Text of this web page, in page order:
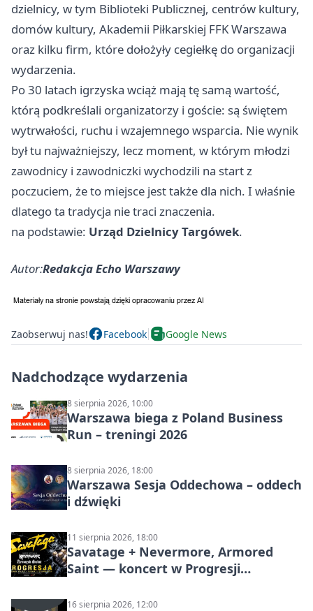
dzielnicy, w tym Biblioteki Publicznej, centrów kultury,
domów kultury, Akademii Piłkarskiej FFK Warszawa
oraz kilku firm, które dołożyły cegiełkę do organizacji
wydarzenia.
Po 30 latach igrzyska wciąż mają tę samą wartość,
którą podkreślali organizatorzy i goście: są świętem
wytrwałości, ruchu i wzajemnego wsparcia. Nie wynik
był tu najważniejszy, lecz moment, w którym młodzi
zawodnicy i zawodniczki wychodzili na start z
poczuciem, że to miejsce jest także dla nich. I właśnie
dlatego ta tradycja nie traci znaczenia.
na podstawie: Urząd Dzielnicy Targówek.
Autor:Redakcja Echo Warszawy
Zaobserwuj nas! Facebook Google News
Nadchodzące wydarzenia
8 sierpnia 2026, 10:00
Warszawa biega z Poland Business
Run – treningi 2026
8 sierpnia 2026, 18:00
Warszawa Sesja Oddechowa – oddech
i dźwięki
11 sierpnia 2026, 18:00
Savatage + Nevermore, Armored
Saint — koncert w Progresji
16 sierpnia 2026, 12:00